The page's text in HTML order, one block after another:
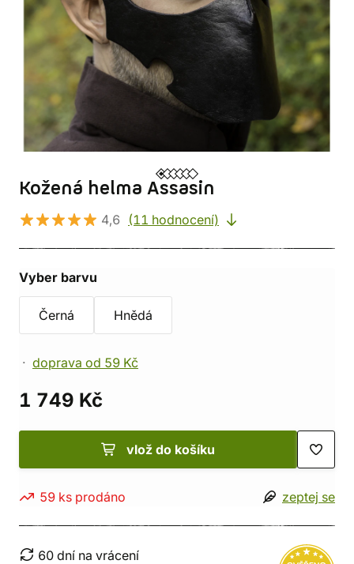
Kožená helma Assasin
4,6 (11 hodnocení)
Vyber barvu
Černá Hnědá
doprava od 59 Kč
1 749 Kč
vlož do košíku
59 ks prodáno zeptej se
60 dní na vrácení